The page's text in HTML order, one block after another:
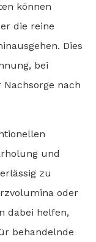
können
die reine
Dies
bei
nach
und
zu
oder
dabei helfen,
behandelnde